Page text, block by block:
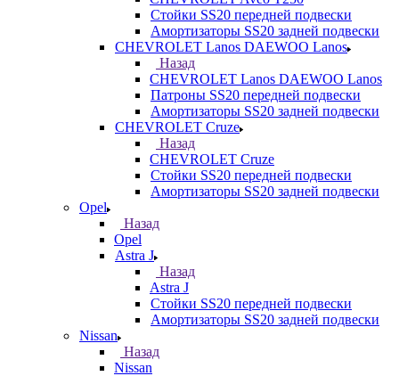
Стойки SS20 передней подвески
Амортизаторы SS20 задней подвески
CHEVROLET Lanos DAEWOO Lanos
Назад
CHEVROLET Lanos DAEWOO Lanos
Патроны SS20 передней подвески
Амортизаторы SS20 задней подвески
CHEVROLET Cruze
Назад
CHEVROLET Cruze
Стойки SS20 передней подвески
Амортизаторы SS20 задней подвески
Opel
Назад
Opel
Astra J
Назад
Astra J
Стойки SS20 передней подвески
Амортизаторы SS20 задней подвески
Nissan
Назад
Nissan